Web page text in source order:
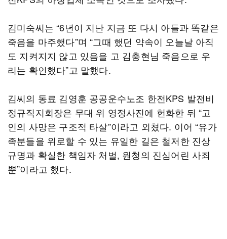
김미숙씨는 “6년이 지난 지금 또 다시 아들과 똑같은
죽음을 마주했다”며 “그때 했던 약속이 오늘날 아직
도 지켜지지 않고 있음을 고 김충현님 죽음으로 우
리는 확인했다”고 말했다.
김씨의 동료 김영훈 공공운수노조 한전KPS 발전비
정규직지회장은 무대 위 영정사진에 헌화한 뒤 “고
인의 사망은 구조적 타살”이라고 외쳤다. 이어 “유가
족분들을 위로할 수 있는 유일한 길은 철저한 진상
규명과 확실한 책임자 처벌, 원청의 진심어린 사죄
뿐”이라고 했다.